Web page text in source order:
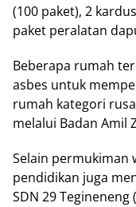
(100 paket), 2
paket peralatan
Beberapa rumah
asbes untuk
rumah kategori
melalui Badan Amil
Selain permukiman
pendidikan juga
SDN 29